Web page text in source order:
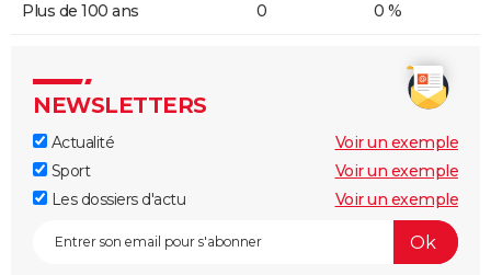
Plus de 100 ans 0 0 %
NEWSLETTERS
Actualité
Voir un exemple
Sport
Voir un exemple
Les dossiers d'actu
Voir un exemple